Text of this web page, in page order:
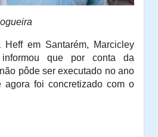
Heff em Santarém, Marcicley
informou que por conta da
pôde ser executado no ano
agora foi concretizado com o